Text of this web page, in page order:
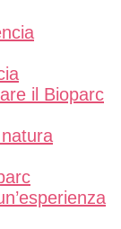
il Bioparc